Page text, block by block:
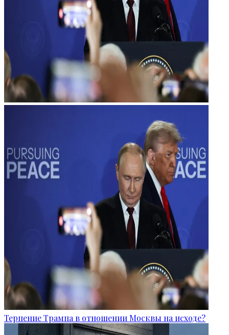
Терпение Трампа в отношении Москвы на исходе?